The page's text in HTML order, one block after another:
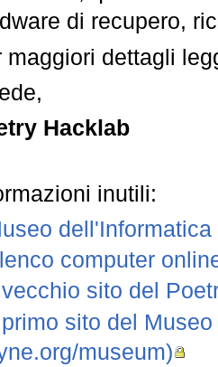
di recupero,
maggiori dettagli
Hacklab
inutili:
computer
sito del
sito del
museum)